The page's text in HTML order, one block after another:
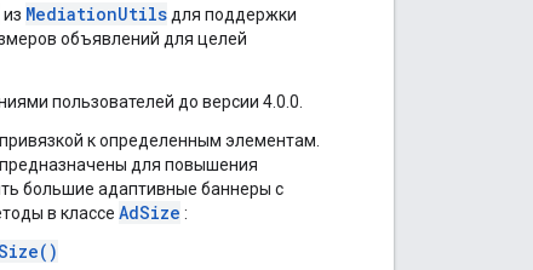
из MediationUtils для поддержки
объявлений для целей
пользователей до версии 4.0.0.
к определенным элементам.
для повышения
большие адаптивные баннеры с
в классе AdSize :